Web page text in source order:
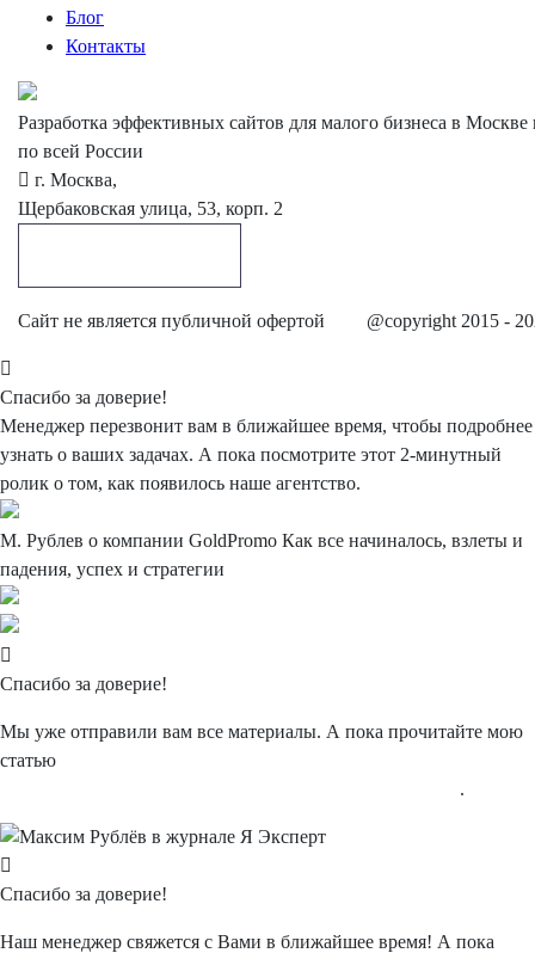
Блог
Контакты
Разработка эффективных сайтов для малого бизнеса в Москве
по всей России
г. Москва,
Щербаковская улица, 53, корп. 2
Cайт не является публичной офертой @copyright 2015 -
Спасибо за доверие!
Менеджер перезвонит вам в ближайшее время, чтобы подробнее
узнать о ваших задачах. А пока посмотрите этот 2-минутный
ролик о том, как появилось наше агентство.
М. Рублев о компании GoldPromo Как все начиналось, взлеты и
падения, успех и стратегии
Спасибо за доверие!
Мы уже отправили вам все материалы. А пока прочитайте мою
статью
.
Спасибо за доверие!
Наш менеджер свяжется с Вами в ближайшее время! А пока